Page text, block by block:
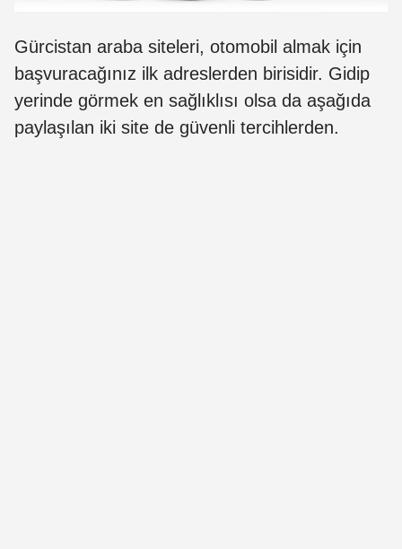
Gürcistan araba siteleri, otomobil almak için
başvuracağınız ilk adreslerden birisidir. Gidip
yerinde görmek en sağlıklısı olsa da aşağıda
paylaşılan iki site de güvenli tercihlerden.